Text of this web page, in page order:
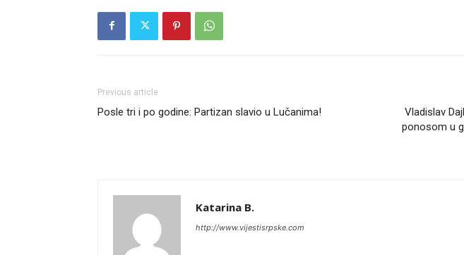
Previous article
Posle tri i po godine: Partizan slavio u Lučanima!
Vladislav
ponosom u
Katarina B.
http://www.vijestisrpske.com